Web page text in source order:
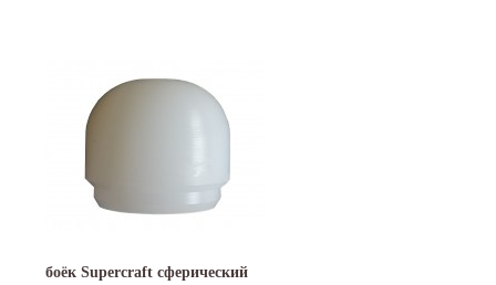
боёк Supercraft сферический